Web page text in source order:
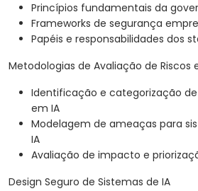
Princípios fundamentais da
Frameworks de segurança
Papéis e responsabilidades dos
Metodologias de Avaliação de Riscos
Identificação e categorização
em IA
Modelagem de ameaças para
IA
Avaliação de impacto e
Design Seguro de Sistemas de IA